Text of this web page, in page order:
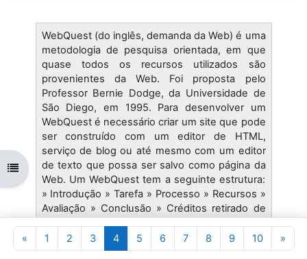
Abrir índice da disciplina
WebQuest (do inglês, demanda da Web) é uma
metodologia de pesquisa orientada, em que
quase todos os recursos utilizados são
provenientes da Web. Foi proposta pelo
Professor Bernie Dodge, da Universidade de
São Diego, em 1995. Para desenvolver um
WebQuest é necessário criar um site que pode
ser construído com um editor de HTML,
serviço de blog ou até mesmo com um editor
de texto que possa ser salvo como página da
Web. Um WebQuest tem a seguinte estrutura:
» Introdução » Tarefa » Processo » Recursos »
Avaliação » Conclusão » Créditos retirado de
«Página anterior
1 Página 1
2Página 2
3Página 3
4Página 4
5Página 5
6Página 6
7Página 7
8Página 8
9Página 9
10Página 10
»